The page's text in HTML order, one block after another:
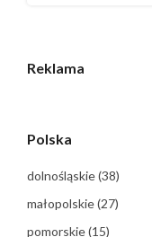
Reklama
Polska
dolnośląskie(38)
małopolskie(27)
pomorskie(15)